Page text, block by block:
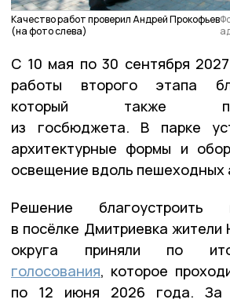
Качество работ проверил Андрей Прокофьев
(на фото слева)
С 10 мая по 30 сентября
работы второго этапа
который также
из госбюджета. В парке
архитектурные формы и
освещение вдоль пешеходных
Решение
в посёлке Дмитриевка жители
округа приняли по
голосования, которое
по 12 июня 2026 года. За